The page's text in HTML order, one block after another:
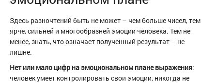
Здесь разночтений быть не может – чем больше чисел, тем
ярче, сильней и многообразней эмоции человека. Тем не
менее, знать, что означает полученный результат – не
лишне.
Нет или мало цифр на эмоциональном плане выражения:
человек умеет контролировать свои эмоции, никогда не